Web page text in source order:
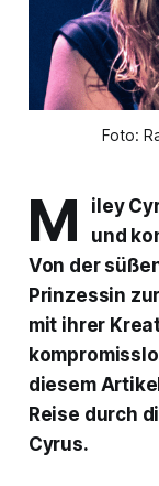
Foto:
M
iley
und
Von der
Prinzessin
mit ihrer
diesem
Reise durch
Cyrus.